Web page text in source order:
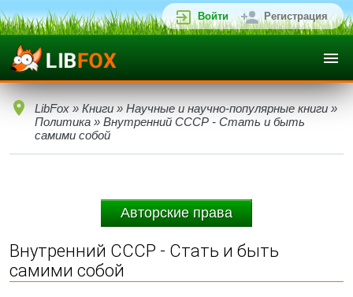
Войти Регистрация
LibFox » Книги » Научные и научно-популярные книги »
Политика » Внутренний СССР - Стать и быть
самими собой
Авторские права
Внутренний СССР - Стать и быть
самими собой